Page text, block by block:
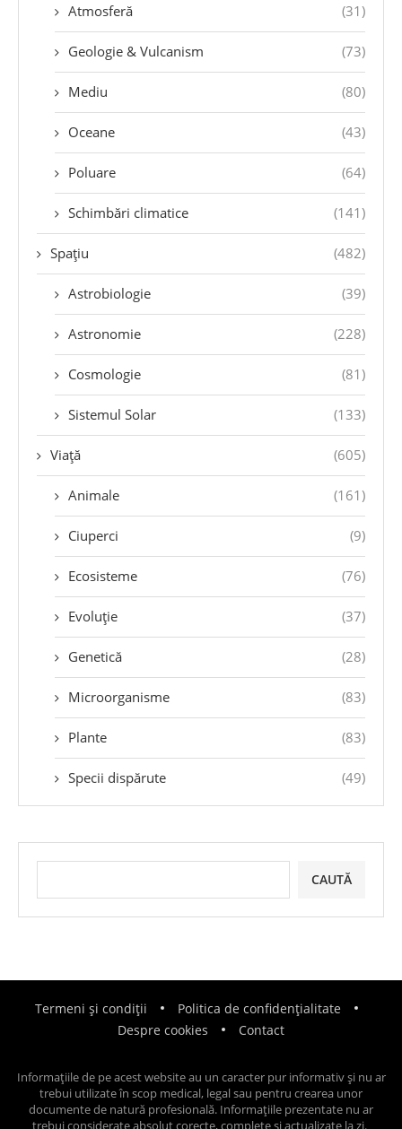
Atmosferă (31)
Geologie & Vulcanism (73)
Mediu (80)
Oceane (43)
Poluare (64)
Schimbări climatice (141)
Spațiu (482)
Astrobiologie (39)
Astronomie (228)
Cosmologie (81)
Sistemul Solar (133)
Viață (605)
Animale (161)
Ciuperci (9)
Ecosisteme (76)
Evoluție (37)
Genetică (28)
Microorganisme (83)
Plante (83)
Specii dispărute (49)
CAUTĂ
Termeni și condiții
Politica de confidențialitate
Despre cookies
Contact
Informațiile de pe acest website au un caracter pur informativ și nu ar
trebui utilizate în scop medical, legal sau pentru crearea unor
documente de natură profesională. Informațiile prezentate nu ar
trebui considerate absolut corecte, complete și actualizate la zi.